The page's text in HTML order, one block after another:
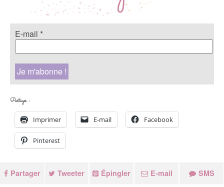
E-mail *
Partager :
Imprimer E-mail Facebook
Pinterest
Partager Tweeter Épingler E-mail SMS